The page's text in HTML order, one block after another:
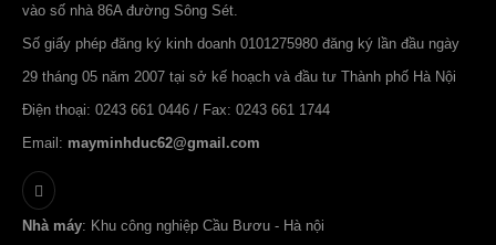
vào số nhà 86A đường Sông Sét.
Số giấy phép đăng ký kinh doanh 0101275980 đăng ký lần đầu ngày
29 tháng 05 năm 2007 tại sở kế hoạch và đầu tư Thành phố Hà Nội
Điện thoại: 0243 661 0446 / Fax: 0243 661 1744
Email: mayminhduc62@gmail.com
Nhà máy: Khu công nghiệp Cầu Bươu - Hà nội